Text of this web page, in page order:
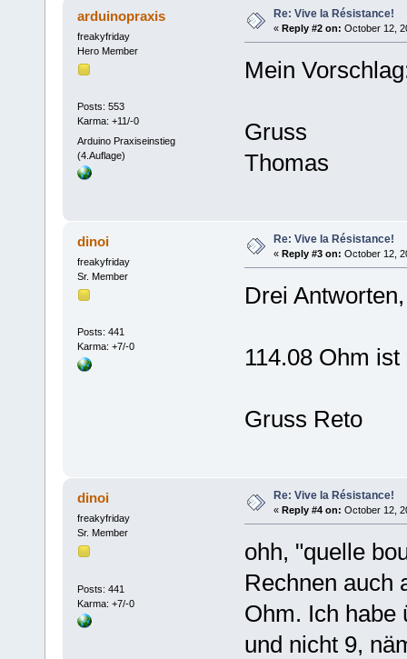
arduinopraxis
freakyfriday
Hero Member
Posts: 553
Karma: +11/-0
Arduino Praxiseinstieg
(4.Auflage)
Re: Vive la Résistance!
« Reply #2 on: October 12,
Mein
Gruss
Thomas
dinoi
freakyfriday
Sr. Member
Posts: 441
Karma: +7/-0
Re: Vive la Résistance!
« Reply #3 on: October 12,
Drei
114.08 Ohm
Gruss Reto
dinoi
freakyfriday
Sr. Member
Posts: 441
Karma: +7/-0
Re: Vive la Résistance!
« Reply #4 on: October 12,
ohh, "quelle
Rechnen auch
Ohm. Ich habe
und nicht 9,